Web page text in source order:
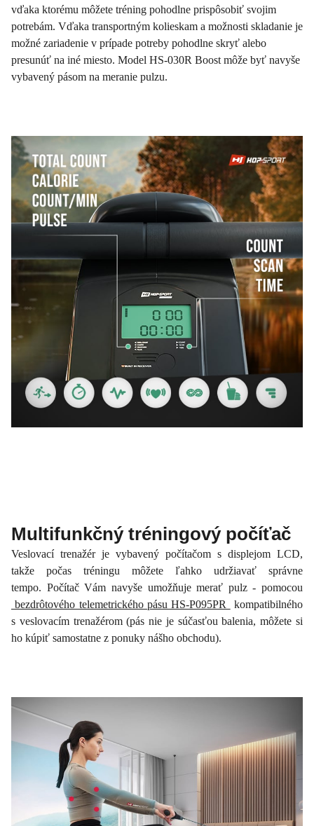
vďaka ktorému môžete tréning pohodlne prispôsobiť svojim
potrebám. Vďaka transportným kolieskam a možnosti skladanie je
možné zariadenie v prípade potreby pohodlne skryť alebo
presunúť na iné miesto. Model HS-030R Boost môže byť navyše
vybavený pásom na meranie pulzu.
Multifunkčný tréningový počíťač
Veslovací trenažér je vybavený počítačom s displejom LCD,
takže počas tréningu môžete ľahko udržiavať správne
tempo. Počítač Vám navyše umožňuje merať pulz - pomocou
bezdrôtového telemetrického pásu HS-P095PR
kompatibilného
s veslovacím trenažérom (pás nie je súčasťou balenia, môžete si
ho kúpiť samostatne z ponuky nášho obchodu).